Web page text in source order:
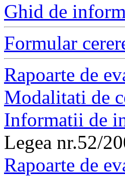
Ghid de
Formular
Rapoarte de
Modalitati de
Informatii de
Legea nr.52/
Rapoarte de